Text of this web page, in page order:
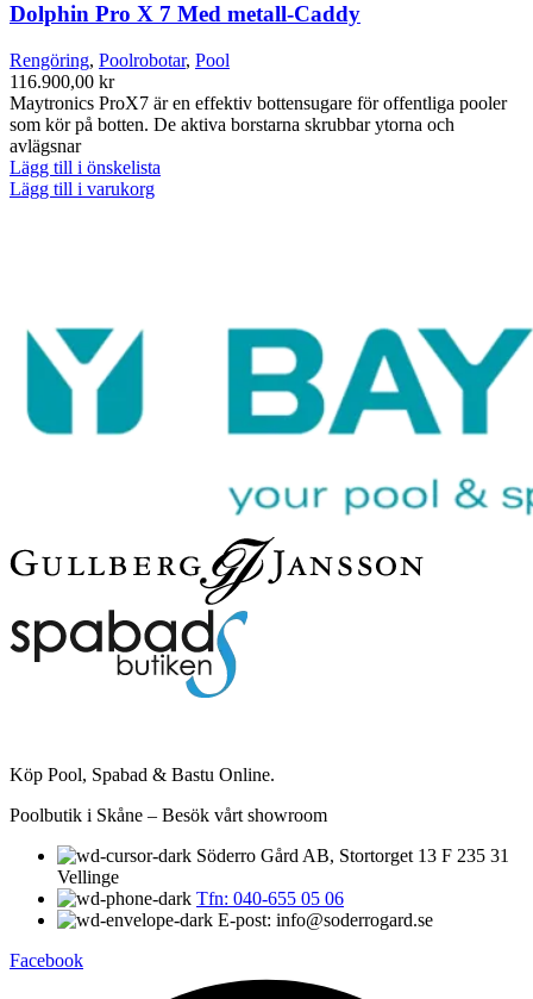
Dolphin Pro X 7 Med metall-Caddy
Rengöring, Poolrobotar, Pool
116.900,00 kr
Maytronics ProX7 är en effektiv bottensugare för offentliga pooler
som kör på botten. De aktiva borstarna skrubbar ytorna och
avlägsnar
Lägg till i önskelista
Lägg till i varukorg
Köp Pool, Spabad & Bastu Online.
Poolbutik i Skåne – Besök vårt showroom
Söderro Gård AB, Stortorget 13 F 235 31
Vellinge
Tfn: 040-655 05 06
E-post: info@soderrogard.se
Facebook